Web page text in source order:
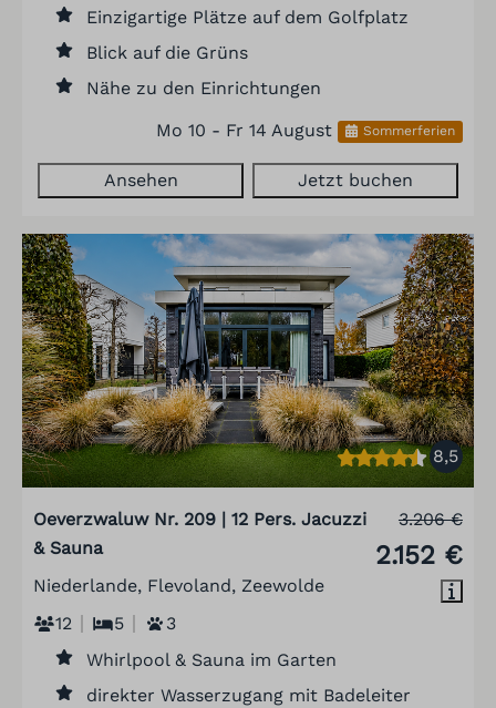
Einzigartige Plätze auf dem Golfplatz
Blick auf die Grüns
Nähe zu den Einrichtungen
Mo 10 - Fr 14 August
Sommerferien
Ansehen Jetzt buchen
8,5
3.206 €
2.152 €
Oeverzwaluw Nr. 209 | 12 Pers. Jacuzzi
& Sauna
Niederlande, Flevoland, Zeewolde
12
5
3
Whirlpool & Sauna im Garten
direkter Wasserzugang mit Badeleiter